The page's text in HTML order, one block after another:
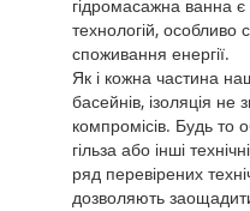
гідромасажна ванна є
технологій,
споживання енергії.
Як і кожна частина
басейнів, ізоляція не
компромісів. Будь то
гільза або інші
ряд перевірених
дозволяють